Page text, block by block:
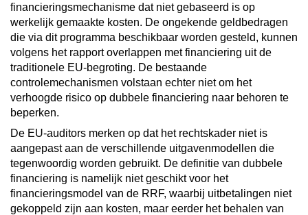
financieringsmechanisme dat niet gebaseerd is op
werkelijk gemaakte kosten. De ongekende geldbedragen
die via dit programma beschikbaar worden gesteld, kunnen
volgens het rapport overlappen met financiering uit de
traditionele EU-begroting. De bestaande
controlemechanismen volstaan echter niet om het
verhoogde risico op dubbele financiering naar behoren te
beperken.
De EU-auditors merken op dat het rechtskader niet is
aangepast aan de verschillende uitgavenmodellen die
tegenwoordig worden gebruikt. De definitie van dubbele
financiering is namelijk niet geschikt voor het
financieringsmodel van de RRF, waarbij uitbetalingen niet
gekoppeld zijn aan kosten, maar eerder het behalen van